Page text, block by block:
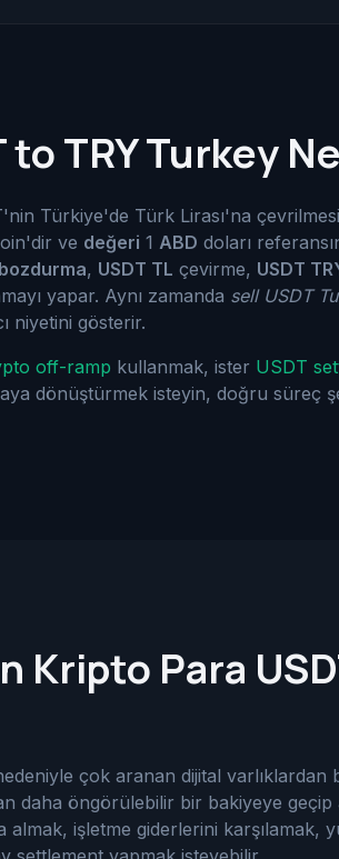
TRY Turkey
Türkiye'de Türk Lirası'na çevrilmesi
ve değeri 1 ABD doları
, USDT TL çevirme, USDT
yapar. Aynı zamanda sell USDT
niyetini gösterir.
off-ramp kullanmak, ister USDT
dönüştürmek isteyin, doğru
Kripto Para
çok aranan dijital varlıklardan
daha öngörülebilir bir bakiyeye geçip
işletme giderlerini karşılamak,